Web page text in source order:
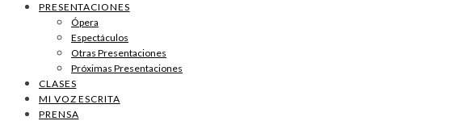
PRESENTACIONES
Ópera
Espectáculos
Otras Presentaciones
Próximas Presentaciones
CLASES
MI VOZ ESCRITA
PRENSA